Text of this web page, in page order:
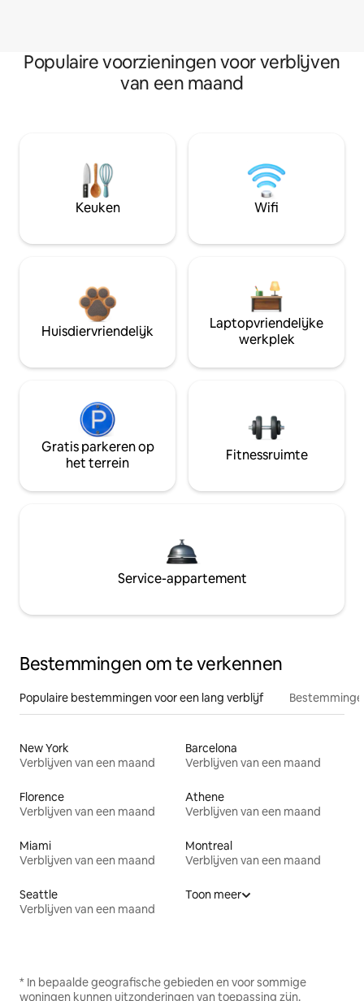
Populaire voorzieningen voor verblijven
van een maand
Keuken Wifi
Huisdiervriendelijk
Laptopvriendelijke
werkplek
Gratis parkeren op
het terrein
Fitnessruimte
Service-appartement
Bestemmingen om te verkennen
Populaire bestemmingen voor een lang verblijf
New York
Verblijven van een maand
Barcelona
Verblijven van een maand
Florence
Verblijven van een maand
Athene
Verblijven van een maand
Miami
Verblijven van een maand
Montreal
Verblijven van een maand
Seattle
Verblijven van een maand
Toon meer
* In bepaalde geografische gebieden en voor sommige
woningen kunnen uitzonderingen van toepassing zijn.